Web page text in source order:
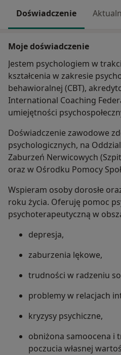
Doświadczenie
Moje doświadczenie
Jestem psychologiem w
kształcenia w zakresie
behawioralnej (CBT),
International Coaching
umiejętności
Doświadczenie zawodowe
psychologicznych, na
Zaburzeń Nerwicowych
oraz w Ośrodku Pomocy
Wspieram osoby dorosłe
roku życia. Oferuję pomoc
psychoterapeutyczną w
depresja,
zaburzenia lękowe,
trudności w radzeniu
problemy w relacjach
kryzysy psychiczne,
obniżona samoocena i
poczucia własnej